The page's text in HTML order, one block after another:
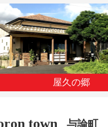
屋久の郷
town 与論町